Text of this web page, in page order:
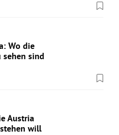
Wo die
sehen sind
Austria
will